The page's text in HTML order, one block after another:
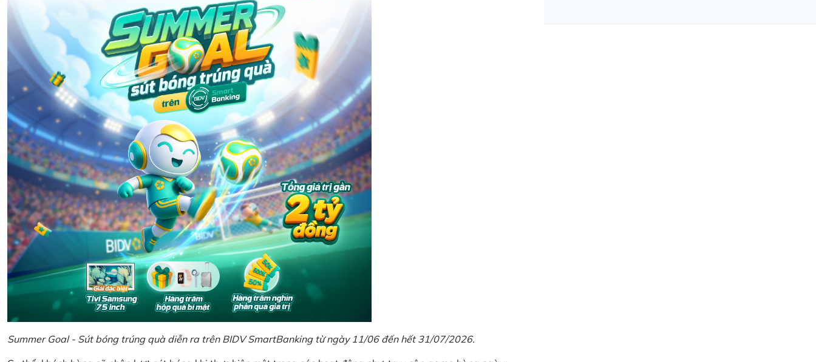
Summer Goal - Sút bóng trúng quà diễn ra trên BIDV SmartBanking từ ngày 11/06 đến hết 31/07/2026.